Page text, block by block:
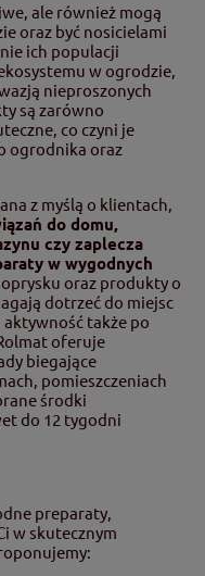
ale również mogą
oraz być nosicielami
ich populacji
w ogrodzie,
nieproszonych
są zarówno
co czyni je
ogrodnika oraz
z myślą o klientach,
do domu,
czy zaplecza
w wygodnych
oraz produkty o
dotrzeć do miejsc
także po
oferuje
biegające
pomieszczeniach
środki
do 12 tygodni
preparaty,
w skutecznym